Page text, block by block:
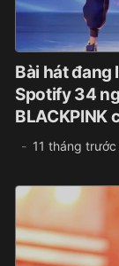
Bài hát đang
Spotify 34
BLACKPINK
11 tháng trước